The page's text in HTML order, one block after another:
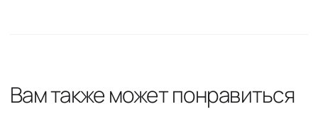
Вам также может понравиться